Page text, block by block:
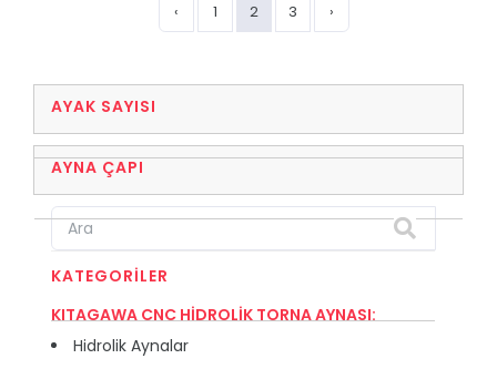
‹ 1 2 3 ›
AYAK SAYISI
AYNA ÇAPI
KATEGORILER
KITAGAWA CNC HİDROLİK TORNA AYNASI:
Hidrolik Aynalar